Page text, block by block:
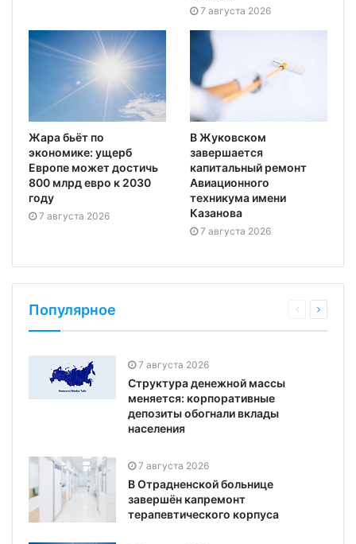
7 августа 2026
Жара бьёт по
экономике: ущерб
Европе может достичь
800 млрд евро к 2030
году
7 августа 2026
В Жуковском
завершается
капитальный ремонт
Авиационного
техникума имени
Казанова
7 августа 2026
Популярное
7 августа 2026
Структура денежной массы
меняется: корпоративные
депозиты обогнали вклады
населения
7 августа 2026
В Отрадненской больнице
завершён капремонт
терапевтического корпуса